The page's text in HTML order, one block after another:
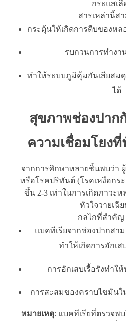
กระแสเลื
สารเหล่านี้ส
กระตุ้นให้เกิดการตีบของหลอ
รบกวนการทำง
ทำให้ระบบภูมิคุ้มกันเสียสมดุ
ได้
สุขภาพช่องปาก
ความเชื่อมโยง
จากการศึกษาหลายชิ้นพบว่า
หรือโรคปริทันต์ (โรคเหงือกร
ขึ้น 2-3 เท่าในการเกิดภาวะ
หัวใจวายเฉี
กลไกที่สำคัญ
แบคทีเรียจากช่องปากสา
ทำให้เกิดการอักเ
การอักเสบเรื้อรังทำใ
การสะสมของคราบไขมันใ
หมายเหตุ: แบคทีเรียที่ตรวจพ